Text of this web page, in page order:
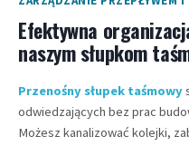
Efektywna
naszym słupkom
Przenośny słupek taśmowy
odwiedzających bez prac
Możesz kanalizować kolejki,